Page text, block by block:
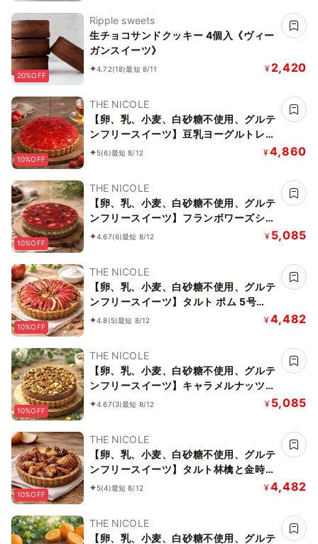
20%OFF
Ripple sweets
生チョコサンドクッキー 4個入《ヴィー
ガンスイーツ》
4.72(18)最短 8/11 ¥ 2,420
10%OFF
THE NICOLE
【卵、乳、小麦、白砂糖不使用、グルテ
ンフリースイーツ】豆乳ヨーグルトレア
チーズケーキ 5号 15cm ～豆乳ヨーグル
キ》《無添加》《アレルギー配慮》
5(6)最短 8/12 ¥4,860
10%OFF
THE NICOLE
【卵、乳、小麦、白砂糖不使用、グルテ
ンフリースイーツ】フランボワーズショ
コラ 京豆腐仕込み】 5号 15cm ～京豆
《アレルギー配慮》
4.67(6)最短 8/12 ¥ 5,085
10%OFF
THE NICOLE
【卵、乳、小麦、白砂糖不使用、グルテ
ンフリースイーツ】タルト ポム 5号
15cm《ヴィーガンスイーツ》 《無添
4.8(5)最短 8/12 ¥4,482
10%OFF
THE NICOLE
【卵、乳、小麦、白砂糖不使用、グルテ
ンフリースイーツ】キャラメルナッツバ
ナーヌショコラ【京豆腐仕込み】 5号
ィーガンケーキ》 《無添加》《アレル
ギー配慮》
4.67(3)最短 8/12 ¥ 5,085
10%OFF
THE NICOLE
【卵、乳、小麦、白砂糖不使用、グルテ
ンフリースイーツ】タルト林檎と金時芋
5号 15cm 《ヴィーガンスイーツ・ヴィ
5(4)最短 8/12 ¥4,482
THE NICOLE
【卵、乳、小麦、白砂糖不使用、グルテ